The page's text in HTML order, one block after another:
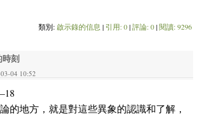
類別: 啟示錄的信息 | 引用: 0|評論: 0|閱讀: 9296
刻
04 10:52
的地方，就是對這些異象的認識和了解，